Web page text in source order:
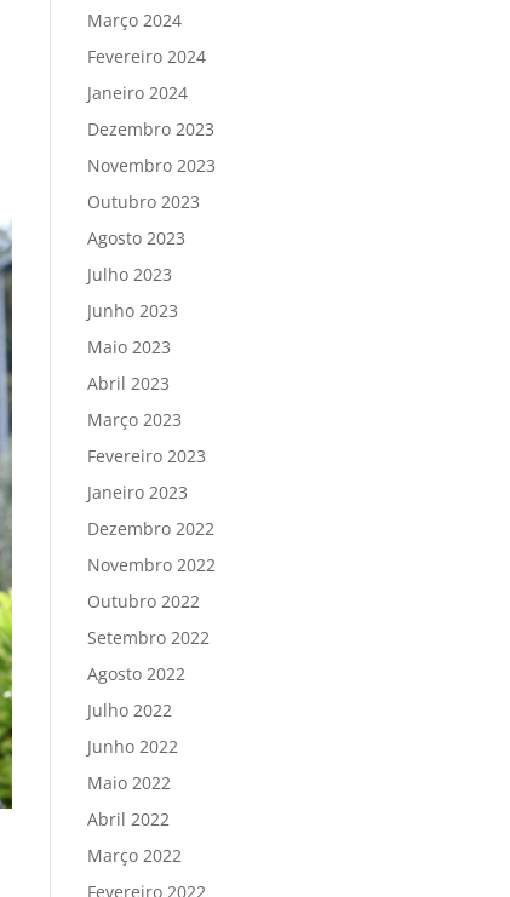
Março 2024
Fevereiro 2024
Janeiro 2024
Dezembro 2023
Novembro 2023
Outubro 2023
Agosto 2023
Julho 2023
Junho 2023
Maio 2023
Abril 2023
Março 2023
Fevereiro 2023
Janeiro 2023
Dezembro 2022
Novembro 2022
Outubro 2022
Setembro 2022
Agosto 2022
Julho 2022
Junho 2022
Maio 2022
Abril 2022
Março 2022
Fevereiro 2022